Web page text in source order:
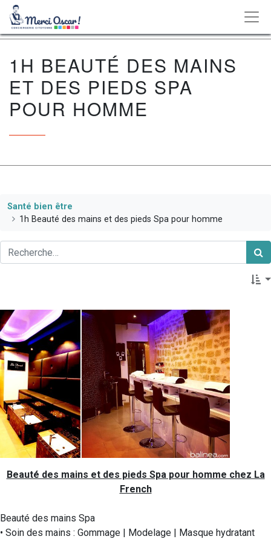
1H BEAUTÉ DES MAINS
ET DES PIEDS SPA
POUR HOMME
Santé bien être
1h Beauté des mains et des pieds Spa pour homme
Beauté des mains et des pieds Spa pour homme chez La
French
Beauté des mains Spa
• Soin des mains : Gommage | Modelage | Masque hydratant